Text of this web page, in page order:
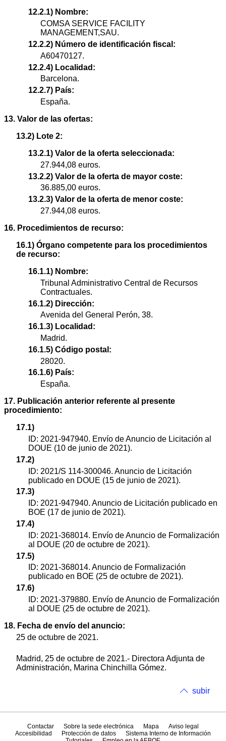
12.2.1) Nombre:
COMSA SERVICE FACILITY
MANAGEMENT,SAU.
12.2.2) Número de identificación fiscal:
A60470127.
12.2.4) Localidad:
Barcelona.
12.2.7) País:
España.
13. Valor de las ofertas:
13.2) Lote 2:
13.2.1) Valor de la oferta seleccionada:
27.944,08 euros.
13.2.2) Valor de la oferta de mayor coste:
36.885,00 euros.
13.2.3) Valor de la oferta de menor coste:
27.944,08 euros.
16. Procedimientos de recurso:
16.1) Órgano competente para los procedimientos
de recurso:
16.1.1) Nombre:
Tribunal Administrativo Central de Recursos
Contractuales.
16.1.2) Dirección:
Avenida del General Perón, 38.
16.1.3) Localidad:
Madrid.
16.1.5) Código postal:
28020.
16.1.6) País:
España.
17. Publicación anterior referente al presente
procedimiento:
17.1)
ID: 2021-947940. Envío de Anuncio de Licitación al
DOUE (10 de junio de 2021).
17.2)
ID: 2021/S 114-300046. Anuncio de Licitación
publicado en DOUE (15 de junio de 2021).
17.3)
ID: 2021-947940. Anuncio de Licitación publicado en
BOE (17 de junio de 2021).
17.4)
ID: 2021-368014. Envío de Anuncio de Formalización
al DOUE (20 de octubre de 2021).
17.5)
ID: 2021-368014. Anuncio de Formalización
publicado en BOE (25 de octubre de 2021).
17.6)
ID: 2021-379880. Envío de Anuncio de Formalización
al DOUE (25 de octubre de 2021).
18. Fecha de envío del anuncio:
25 de octubre de 2021.
Madrid, 25 de octubre de 2021.- Directora Adjunta de
Administración, Marina Chinchilla Gómez.
subir
Contactar Sobre la sede electrónica Mapa
Aviso legal
Accesibilidad
Protección de datos
Sistema Interno de Información